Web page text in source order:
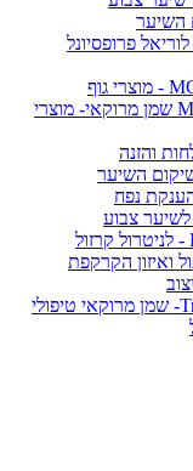
- MOROCCANOIL HAIR שמן מרוקאי- מוצרי